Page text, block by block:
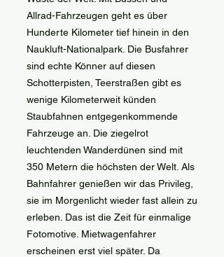
Allrad-Fahrzeugen geht es über
Hunderte Kilometer tief hinein in den
Naukluft-Nationalpark. Die Busfahrer
sind echte Könner auf diesen
Schotterpisten, Teerstraßen gibt es
wenige Kilometerweit künden
Staubfahnen entgegenkommende
Fahrzeuge an. Die ziegelrot
leuchtenden Wanderdünen sind mit
350 Metern die höchsten der Welt. Als
Bahnfahrer genießen wir das Privileg,
sie im Morgenlicht wieder fast allein zu
erleben. Das ist die Zeit für einmalige
Fotomotive. Mietwagenfahrer
erscheinen erst viel später. Da